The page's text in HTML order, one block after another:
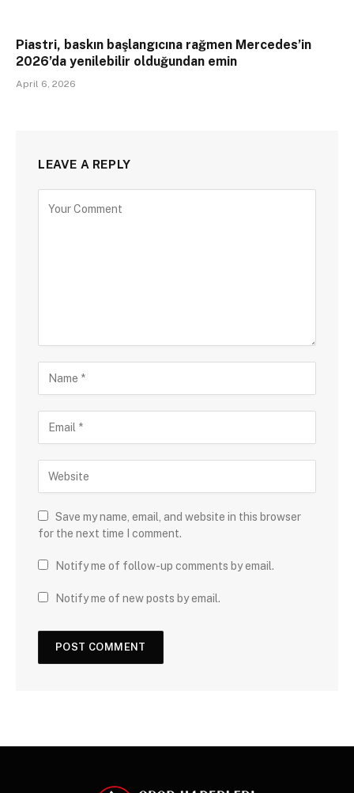
Piastri, baskın başlangıcına rağmen Mercedes’in
2026’da yenilebilir olduğundan emin
April 6, 2026
LEAVE A REPLY
Save my name, email, and website in this browser
for the next time I comment.
Notify me of follow-up comments by email.
Notify me of new posts by email.